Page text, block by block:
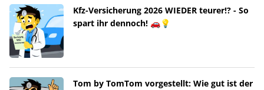
Kfz-Versicherung 2026 WIEDER teurer!? - So
spart ihr dennoch! 🚗💡
Tom by TomTom vorgestellt: Wie gut ist der